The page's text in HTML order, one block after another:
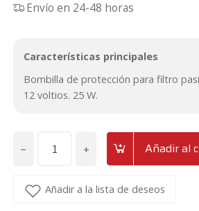
Envío en 24-48 horas
Características principales
Bombilla de protección para filtro
12 voltios. 25 W.
−
Lámpara
protección
+ Añadir al
Añadir a la lista de deseos